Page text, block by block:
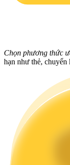
Staking
Lợi nhuận cao
Chọn phương thức
hạn như thẻ, chuyển